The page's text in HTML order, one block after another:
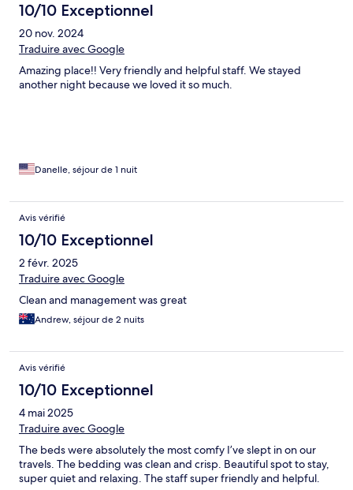
10/10 Exceptionnel
20 nov. 2024
Traduire avec Google
Amazing place!! Very friendly and helpful staff. We stayed
another night because we loved it so much.
Danelle, séjour de 1 nuit
Avis vérifié
10/10 Exceptionnel
2 févr. 2025
Traduire avec Google
Clean and management was great
Andrew, séjour de 2 nuits
Avis vérifié
10/10 Exceptionnel
4 mai 2025
Traduire avec Google
The beds were absolutely the most comfy I’ve slept in on our
travels. The bedding was clean and crisp. Beautiful spot to stay,
super quiet and relaxing. The staff super friendly and helpful.